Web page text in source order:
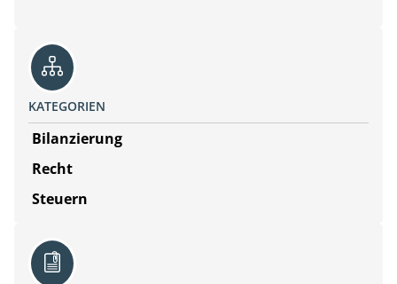
KATEGORIEN
Bilanzierung
Recht
Steuern